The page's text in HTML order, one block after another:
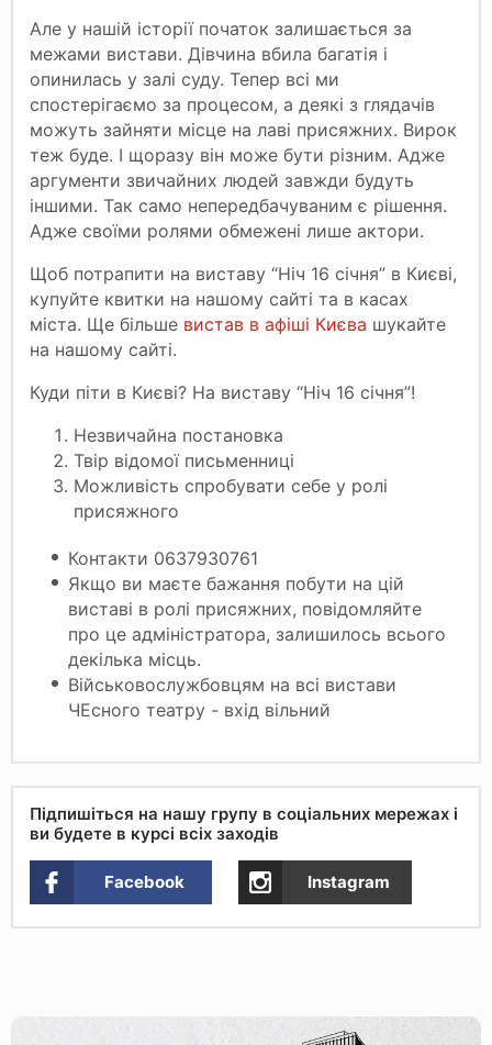
Але у нашій історії початок залишається за
межами вистави. Дівчина вбила багатія і
опинилась у залі суду. Тепер всі ми
спостерігаємо за процесом, а деякі з глядачів
можуть зайняти місце на лаві присяжних. Вирок
теж буде. І щоразу він може бути різним. Адже
аргументи звичайних людей завжди будуть
іншими. Так само непередбачуваним є рішення.
Адже своїми ролями обмежені лише актори.
Щоб потрапити на виставу “Ніч 16 січня” в Києві,
купуйте квитки на нашому сайті та в касах
міста. Ще більше вистав в афіші Києва шукайте
на нашому сайті.
Куди піти в Києві? На виставу “Ніч 16 січня”!
Незвичайна постановка
Твір відомої письменниці
Можливість спробувати себе у ролі
присяжного
Контакти 0637930761
Якщо ви маєте бажання побути на цій
виставі в ролі присяжних, повідомляйте
про це адміністратора, залишилось всього
декілька місць.
Військовослужбовцям на всі вистави
ЧЕсного театру - вхід вільний
Підпишіться на нашу групу в соціальних мережах і
ви будете в курсі всіх заходів
Facebook Instagram